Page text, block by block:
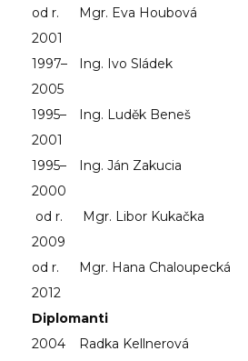
od r.
2001
Mgr. Eva Houbová
1997–
2005
Ing. Ivo Sládek
1995–
2001
Ing. Luděk Beneš
1995–
2000
Ing. Ján Zakucia
od r.
2009
Mgr. Libor Kukačka
od r.
2012
Mgr. Hana Chaloupecká
Diplomanti
2004
Radka Kellnerová